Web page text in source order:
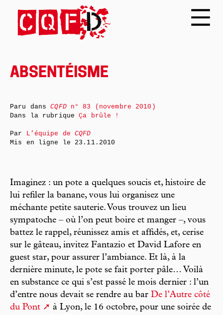
ABSENTÉISME
Imaginez : un pote a quelques soucis et, histoire de
lui refiler la banane, vous lui organisez une
méchante petite sauterie. Vous trouvez un lieu
sympatoche – où l’on peut boire et manger –, vous
battez le rappel, réunissez amis et affidés, et, cerise
sur le gâteau, invitez Fantazio et David Lafore en
guest star, pour assurer l’ambiance. Et là, à la
dernière minute, le pote se fait porter pâle… Voilà
en substance ce qui s’est passé le mois dernier : l’un
d’entre nous devait se rendre au bar De l’Autre côté
du Pont
à Lyon, le 16 octobre, pour une soirée de
Paru dansCQFDn° 83 (novembre 2010)
Dans la rubriqueÇa brûle !
Par L’équipe deCQFD
Mis en ligne le 23.11.2010